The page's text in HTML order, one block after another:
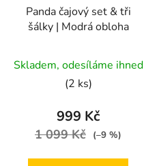
Panda čajový set & tři
šálky | Modrá obloha
Skladem, odesíláme ihned
(2 ks)
999 Kč
1 099 Kč (–9 %)